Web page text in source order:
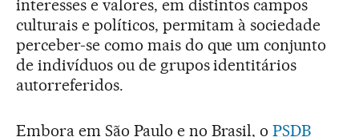
interesses e valores, em distintos campos
culturais e políticos, permitam à sociedade
perceber-se como mais do que um conjunto
de indivíduos ou de grupos identitários
autorreferidos.
Embora em São Paulo e no Brasil, oPSDB